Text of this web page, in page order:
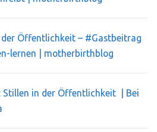
Öffentlichkeit – #Gastbeitrag
lernen | motherbirthblog
Stillen in der Öffentlichkeit | Bei